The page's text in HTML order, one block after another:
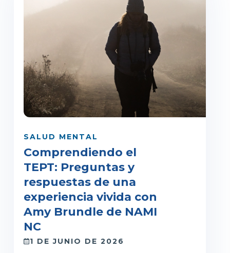
SALUD MENTAL
Comprendiendo el
TEPT: Preguntas y
respuestas de una
experiencia vivida con
Amy Brundle de NAMI
NC
1 DE JUNIO DE 2026